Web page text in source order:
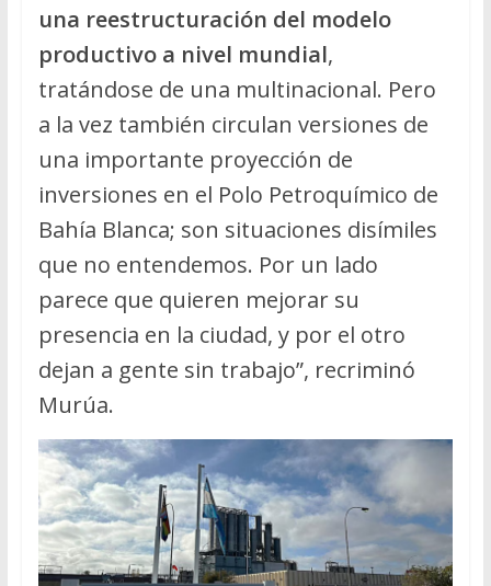
una reestructuración del modelo
productivo a nivel mundial,
tratándose de una multinacional. Pero
a la vez también circulan versiones de
una importante proyección de
inversiones en el Polo Petroquímico de
Bahía Blanca; son situaciones disímiles
que no entendemos. Por un lado
parece que quieren mejorar su
presencia en la ciudad, y por el otro
dejan a gente sin trabajo”, recriminó
Murúa.